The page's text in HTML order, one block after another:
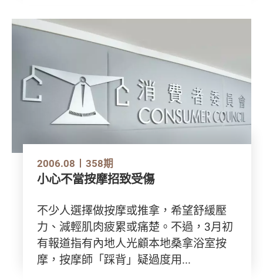
2006.08 358期
小心不當按摩招致受傷
不少人選擇做按摩或推拿，希望舒緩壓
力、減輕肌肉疲累或痛楚。不過，3月初
有報道指有內地人光顧本地桑拿浴室按
摩，按摩師「踩背」疑過度用...